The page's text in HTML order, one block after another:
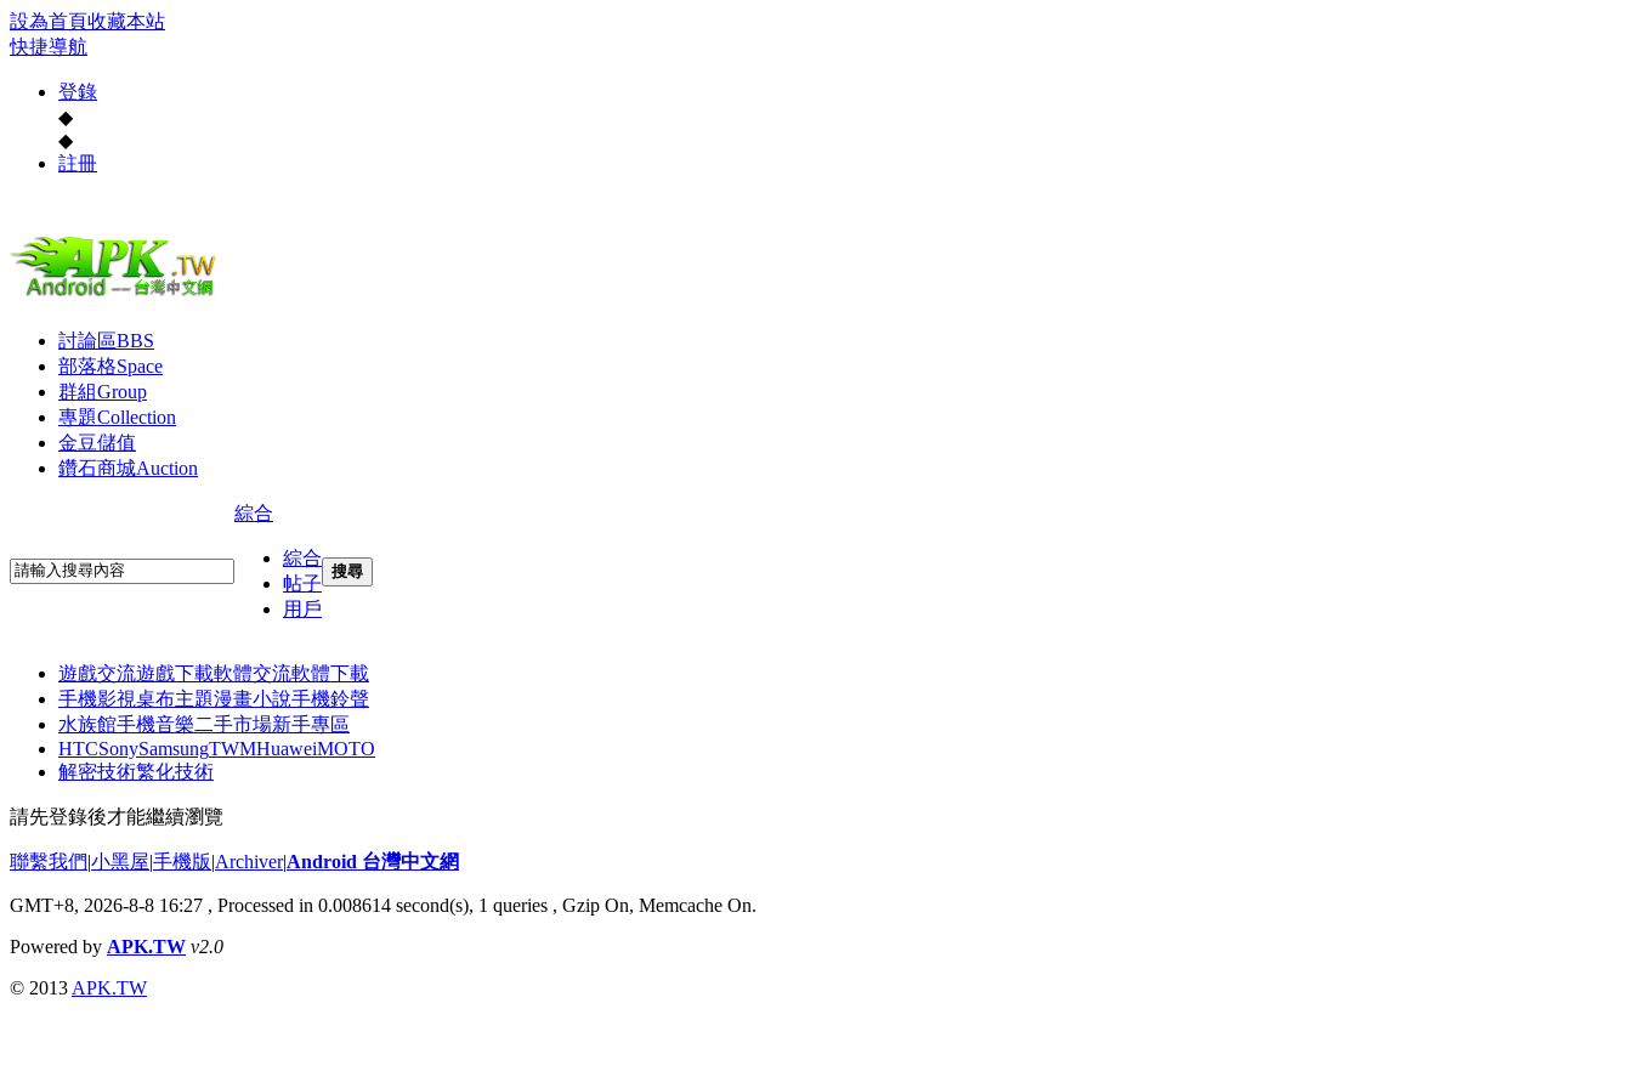
設為首頁收藏本站
快捷導航
登錄
◆
◆
註冊
討論區BBS
部落格Space
群組Group
專題Collection
金豆儲值
鑽石商城Auction
綜合
綜合
帖子
用戶
搜尋
遊戲交流遊戲下載軟體交流軟體下載
手機影視桌布主題漫畫小說手機鈴聲
水族館手機音樂二手市場新手專區
HTCSonySamsungTWMHuaweiMOTO
解密技術繁化技術
請先登錄後才能繼續瀏覽
聯繫我們|小黑屋|手機版|Archiver|Android 台灣中文網
GMT+8, 2026-8-8 16:27 , Processed in 0.008614 second(s), 1 queries , Gzip On, Memcache On.
Powered by APK.TW v2.0
© 2013 APK.TW